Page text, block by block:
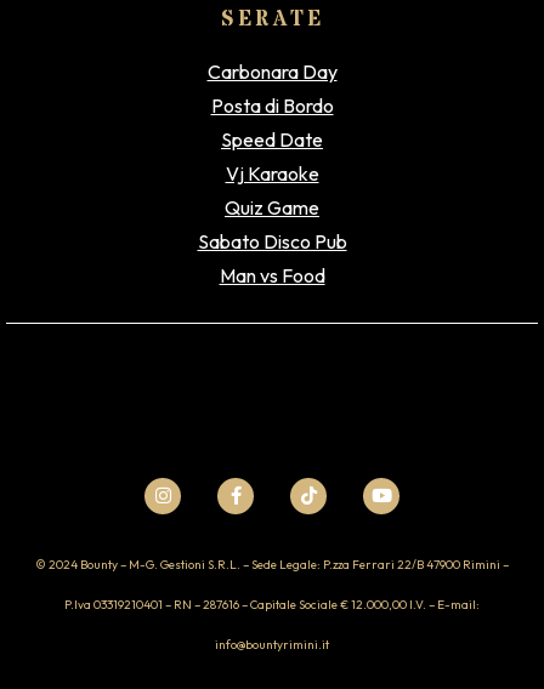
SERATE
Carbonara Day
Posta di Bordo
Speed Date
Vj Karaoke
Quiz Game
Sabato Disco Pub
Man vs Food
© 2024 Bounty – M-G. Gestioni S.R.L. – Sede Legale: P.zza Ferrari 22/B 47900 Rimini –
P.Iva 03319210401 – RN – 287616 – Capitale Sociale € 12.000,00 I.V. – E-mail:
info@bountyrimini.it